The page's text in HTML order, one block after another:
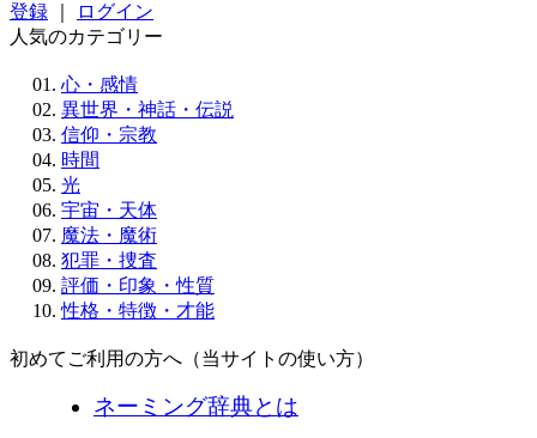
登録
ログイン
人気のカテゴリー
心・感情
異世界・神話・伝説
信仰・宗教
時間
光
宇宙・天体
魔法・魔術
犯罪・捜査
評価・印象・性質
性格・特徴・才能
初めてご利用の方へ（当サイトの使い方）
ネーミング辞典とは